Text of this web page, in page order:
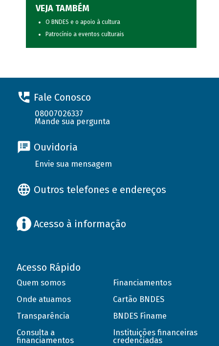
VEJA TAMBÉM
O BNDES e o apoio à cultura
Patrocínio a eventos culturais
Fale Conosco
08007026337
Mande sua pergunta
Ouvidoria
Envie sua mensagem
Outros telefones e endereços
Acesso à informação
Acesso Rápido
Quem somos
Onde atuamos
Transparência
Consulta a
financiamentos
Financiamentos
Cartão BNDES
BNDES Finame
Instituições financeiras
credenciadas